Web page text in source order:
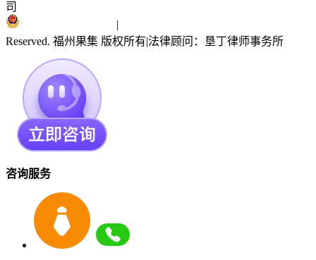
司
|
Reserved. 福州果集 版权所有|法律顾问：垦丁律师事务所
咨询服务